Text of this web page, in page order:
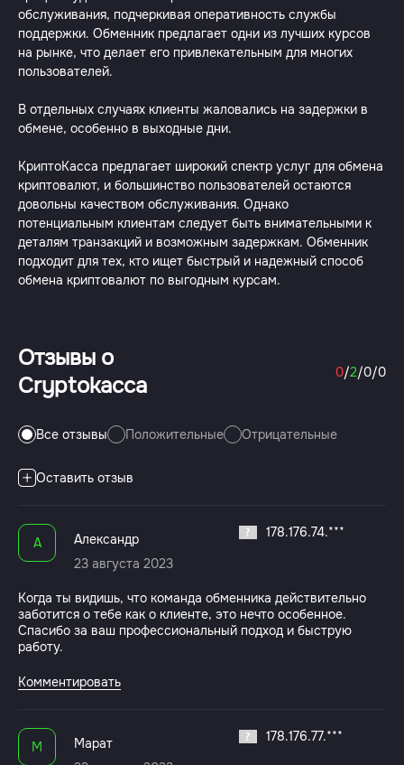
обслуживания, подчеркивая оперативность службы
поддержки. Обменник предлагает одни из лучших курсов
на рынке, что делает его привлекательным для многих
пользователей.
В отдельных случаях клиенты жаловались на задержки в
обмене, особенно в выходные дни.
КриптоКасса предлагает широкий спектр услуг для обмена
криптовалют, и большинство пользователей остаются
довольны качеством обслуживания. Однако
потенциальным клиентам следует быть внимательными к
деталям транзакций и возможным задержкам. Обменник
подходит для тех, кто ищет быстрый и надежный способ
обмена криптовалют по выгодным курсам.
Отзывы о
Сryptokacca
0/2/0/0
Все отзывы Положительные Отрицательные
Оставить отзыв
А
Александр
23 августа 2023
178.176.74.***
Когда ты видишь, что команда обменника действительно
заботится о тебе как о клиенте, это нечто особенное.
Спасибо за ваш профессиональный подход и быструю
работу.
Комментировать
М
Марат
178.176.77.***